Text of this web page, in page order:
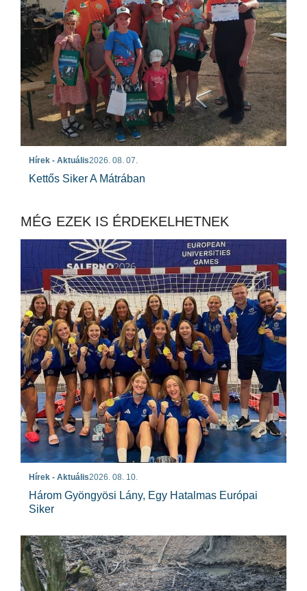
Hírek - Aktuális2026. 08. 07.
Kettős Siker A Mátrában
MÉG EZEK IS ÉRDEKELHETNEK
Hírek - Aktuális2026. 08. 10.
Három Gyöngyösi Lány, Egy Hatalmas Európai
Siker